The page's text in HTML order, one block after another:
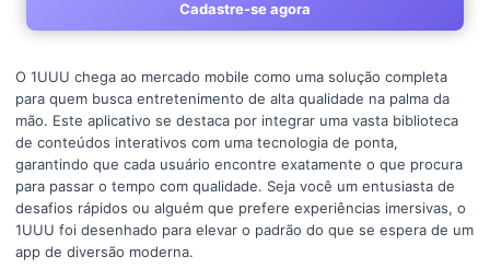
Cadastre-se agora
O 1UUU chega ao mercado mobile como uma solução completa
para quem busca entretenimento de alta qualidade na palma da
mão. Este aplicativo se destaca por integrar uma vasta biblioteca
de conteúdos interativos com uma tecnologia de ponta,
garantindo que cada usuário encontre exatamente o que procura
para passar o tempo com qualidade. Seja você um entusiasta de
desafios rápidos ou alguém que prefere experiências imersivas, o
1UUU foi desenhado para elevar o padrão do que se espera de um
app de diversão moderna.